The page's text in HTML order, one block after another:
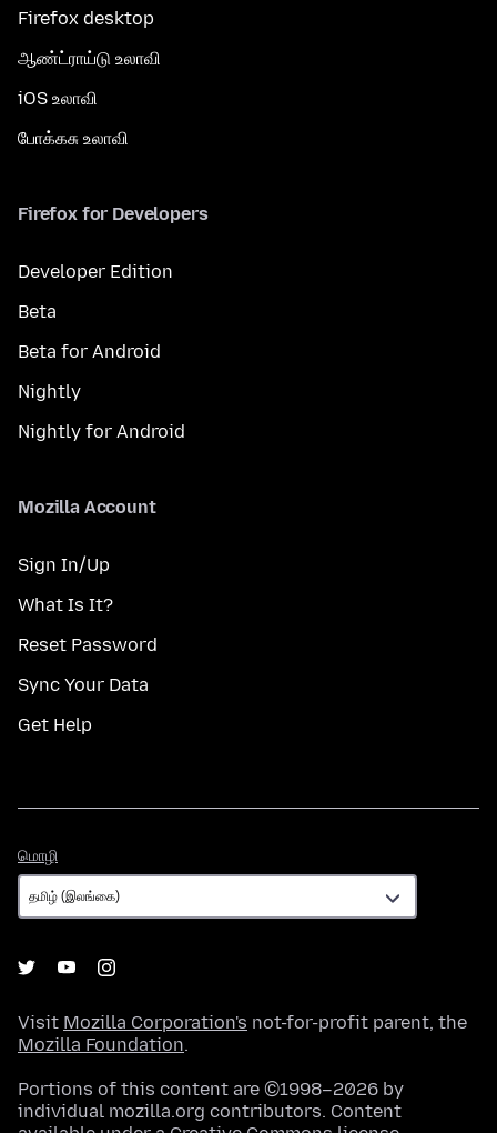
Firefox desktop
ஆண்ட்ராய்டு உலாவி
iOS உலாவி
போக்கசு உலாவி
Firefox for Developers
Developer Edition
Beta
Beta for Android
Nightly
Nightly for Android
Mozilla Account
Sign In/Up
What Is It?
Reset Password
Sync Your Data
Get Help
மொழி
Visit Mozilla Corporation's not-for-profit parent, the
Mozilla Foundation.
Portions of this content are ©1998–2026 by
individual mozilla.org contributors. Content